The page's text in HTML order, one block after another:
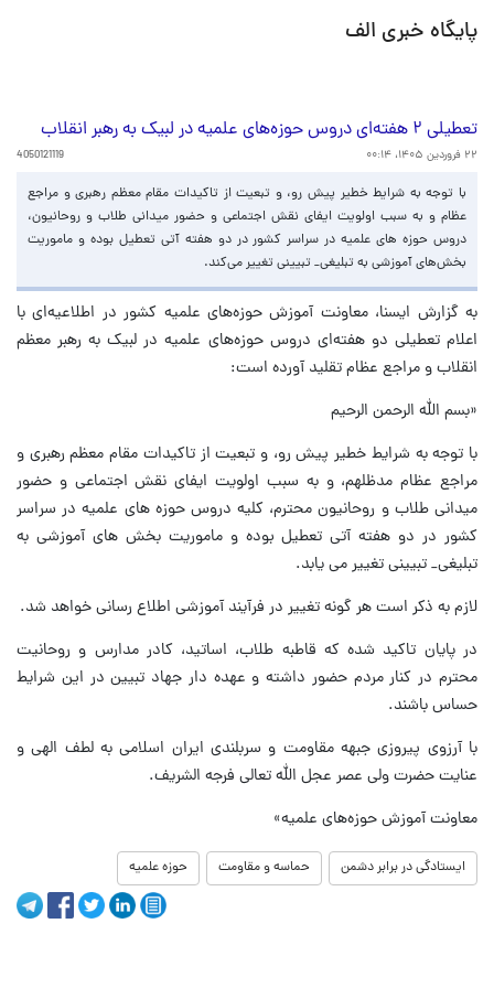
پایگاه خبری الف
تعطیلی ۲ هفته‌ای دروس حوزه‌های علمیه در لبیک به رهبر انقلاب
۲۲ فروردین ۱۴۰۵، ۰۰:۱۴ 4050121119
با توجه به شرایط خطیر پیش رو، و تبعیت از تاکیدات مقام معظم رهبری و مراجع
عظام و به سبب اولویت ایفای نقش اجتماعی و حضور میدانی طلاب و روحانیون،
دروس حوزه های علمیه در سراسر کشور در دو هفته آتی تعطیل بوده و ماموریت
بخش‌های آموزشی به تبلیغی_ تبیینی تغییر می‌کند.
به گزارش ایسنا، معاونت آموزش حوزه‌های علمیه کشور در اطلاعیه‌ای با
اعلام تعطیلی دو هفته‌ای دروس حوزه‌های علمیه در لبیک به رهبر معظم
انقلاب و مراجع عظام تقلید آورده است:
«بسم الله الرحمن الرحیم
با توجه به شرایط خطیر پیش رو، و تبعیت از تاکیدات مقام معظم رهبری و
مراجع عظام مدظلهم، و به سبب اولویت ایفای نقش اجتماعی و حضور
میدانی طلاب و روحانیون محترم، کلیه دروس حوزه های علمیه در سراسر
کشور در دو هفته آتی تعطیل بوده و ماموریت بخش های آموزشی به
تبلیغی_ تبیینی تغییر می یابد.
لازم به ذکر است هر گونه تغییر در فرآیند آموزشی اطلاع رسانی خواهد شد.
در پایان تاکید شده که قاطبه طلاب، اساتید، کادر مدارس و روحانیت
محترم در کنار مردم حضور داشته و عهده دار جهاد تبیین در این شرایط
حساس باشند.
با آرزوی پیروزی جبهه مقاومت و سربلندی ایران اسلامی به لطف الهی و
عنایت حضرت ولی عصر عجل الله تعالی فرجه الشریف.
معاونت آموزش حوزه‌های علمیه»
ایستادگی در برابر دشمن حماسه و مقاومت حوزه علمیه